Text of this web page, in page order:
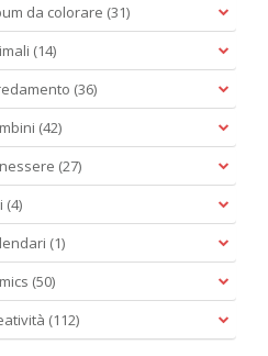
MANI DI FATA N.1194
3.50 €
da colorare (31)
(14)
(36)
(42)
(27)
(4)
(1)
(50)
(112)